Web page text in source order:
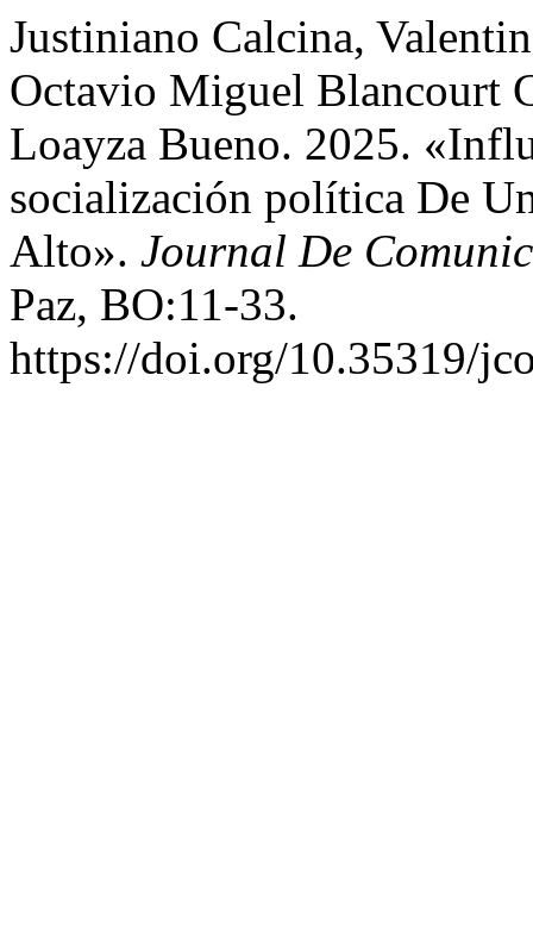
Justiniano Calcina,
Octavio Miguel Blancourt
Loayza Bueno. 2025.
socialización política De
Alto». Journal De
Paz, BO:11-33.
https://doi.org/10.35319/